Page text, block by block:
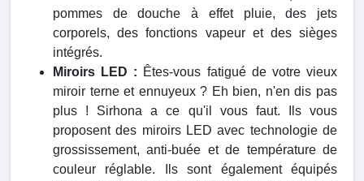
pommes de douche à effet pluie, des jets
corporels, des fonctions vapeur et des sièges
intégrés.
Miroirs LED : Êtes-vous fatigué de votre vieux
miroir terne et ennuyeux ? Eh bien, n'en dis pas
plus ! Sirhona a ce qu'il vous faut. Ils vous
proposent des miroirs LED avec technologie de
grossissement, anti-buée et de température de
couleur réglable. Ils sont également équipés